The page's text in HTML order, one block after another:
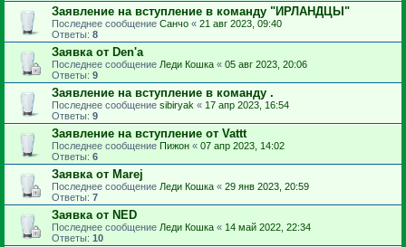
Заявление на вступление в команду "ИРЛАНДЦЫ"
Последнее сообщение Санчо « 21 авг 2023, 09:40
Ответы: 8
Заявка от Den'а
Последнее сообщение Леди Кошка « 05 авг 2023, 20:06
Ответы: 9
Заявление на вступление в команду .
Последнее сообщение sibiryak « 17 апр 2023, 16:54
Ответы: 9
Заявление на вступление от Vattt
Последнее сообщение Пижон « 07 апр 2023, 14:02
Ответы: 6
Заявка от Marej
Последнее сообщение Леди Кошка « 29 янв 2023, 20:59
Ответы: 7
Заявка от NED
Последнее сообщение Леди Кошка « 14 май 2022, 22:34
Ответы: 10